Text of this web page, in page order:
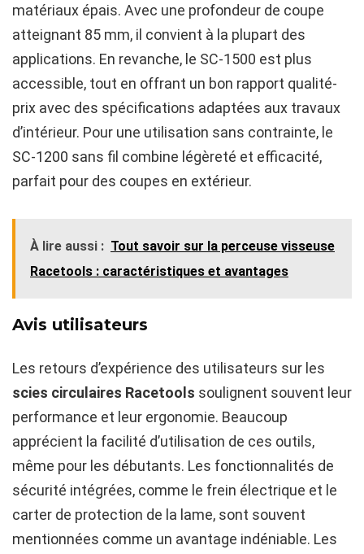
matériaux épais. Avec une profondeur de coupe
atteignant 85 mm, il convient à la plupart des
applications. En revanche, le SC-1500 est plus
accessible, tout en offrant un bon rapport qualité-
prix avec des spécifications adaptées aux travaux
d’intérieur. Pour une utilisation sans contrainte, le
SC-1200 sans fil combine légèreté et efficacité,
parfait pour des coupes en extérieur.
À lire aussi : Tout savoir sur la perceuse visseuse
Racetools : caractéristiques et avantages
Avis utilisateurs
Les retours d’expérience des utilisateurs sur les
scies circulaires Racetools soulignent souvent leur
performance et leur ergonomie. Beaucoup
apprécient la facilité d’utilisation de ces outils,
même pour les débutants. Les fonctionnalités de
sécurité intégrées, comme le frein électrique et le
carter de protection de la lame, sont souvent
mentionnées comme un avantage indéniable. Les